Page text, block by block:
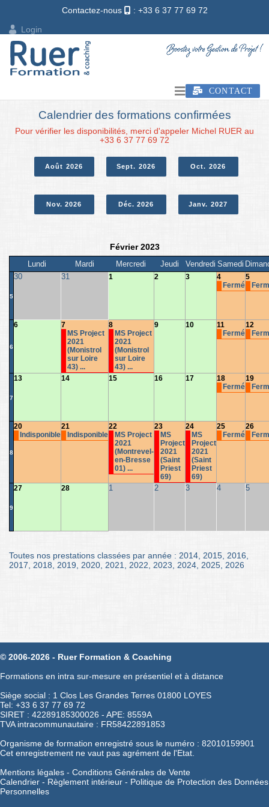
Contactez-nous
: +33 6 37 77 69 72
Login
CONTACT
Calendrier des formations confirmées
Pour vérifier les disponibilités, merci d'appeler Michel RUER au
+33 6 37 77 69 72
Août 2026 Sept. 2026 Oct. 2026
Nov. 2026 Déc. 2026 Janv. 2027
Février 2023
Lundi Mardi Mercredi Jeudi Vendredi Samedi
5
30 31 1 2 3
4
Fermé
5
6
6
7
MS Project
2021
(Monistrol
sur Loire
43) ...
8
MS Project
2021
(Monistrol
sur Loire
43) ...
9 10
11
Fermé
12
7
13 14 15 16 17
18
Fermé
19
8
20
Indisponible
21
Indisponible
22
MS Project
2021
(Montrevel-
en-Bresse
01) ...
23
MS
Project
2021
(Saint
Priest
69)
24
MS
Project
2021
(Saint
Priest
69)
25
Fermé
26
9
27 28 1 2 3 4 5
Toutes nos prestations classées par année : 2014 2015 2016
2017
2018 2019 2020 2021 2022 2023 2024 2025 2026
© 2006-2026 - Ruer Formation & Coaching
Formations en intra sur-mesure en présentiel et à distance
Siège social : 1 Clos Les Grandes Terres 01800 LOYES
Tel: +33 6 37 77 69 72
SIRET : 42289185300026 - APE: 8559A
TVA intracommunautaire : FR58422891853
Organisme de formation enregistré sous le numéro : 82010159901
Cet enregistrement ne vaut pas agrément de l'Etat.
Mentions légales - Conditions Générales de Vente
Calendrier - Règlement intérieur - Politique de Protection des Données
Personnelles